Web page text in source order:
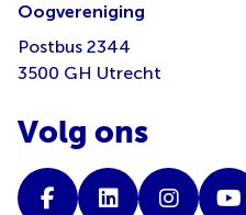
Oogvereniging
Postbus 2344
3500 GH Utrecht
Volg ons